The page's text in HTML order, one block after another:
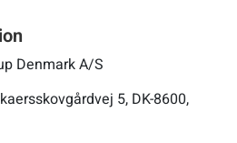
Denmark A/S
5, DK-8600,